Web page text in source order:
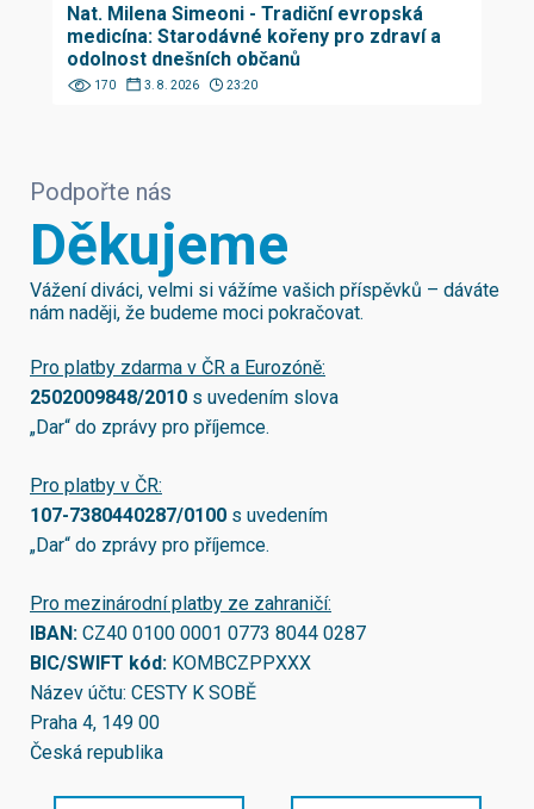
Nat. Milena Simeoni - Tradiční evropská
medicína: Starodávné kořeny pro zdraví a
odolnost dnešních občanů
170 3. 8. 2026 23:20
Podpořte nás
Děkujeme
Vážení diváci, velmi si vážíme vašich příspěvků – dáváte
nám naději, že budeme moci pokračovat.
Pro platby zdarma v ČR a Eurozóně:
2502009848/2010 s uvedením slova
„Dar“ do zprávy pro příjemce.
Pro platby v ČR:
107-7380440287/0100 s uvedením
„Dar“ do zprávy pro příjemce.
Pro mezinárodní platby ze zahraničí:
IBAN: CZ40 0100 0001 0773 8044 0287
BIC/SWIFT kód: KOMBCZPPXXX
Název účtu: CESTY K SOBĚ
Praha 4, 149 00
Česká republika